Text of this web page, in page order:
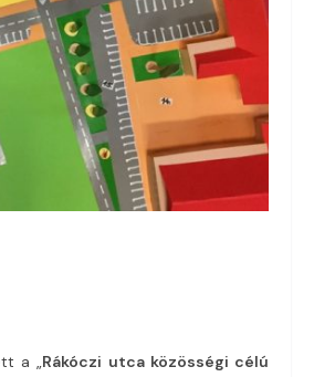
a „Rákóczi utca közösségi célú